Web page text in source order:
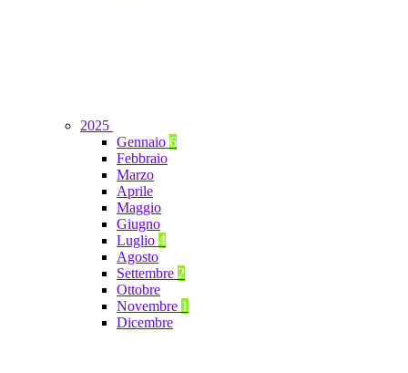
2025
Gennaio 6
Febbraio
Marzo
Aprile
Maggio
Giugno
Luglio 4
Agosto
Settembre 2
Ottobre
Novembre 1
Dicembre